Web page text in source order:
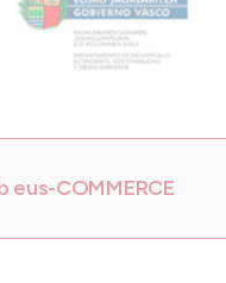
eus-COMMERCE